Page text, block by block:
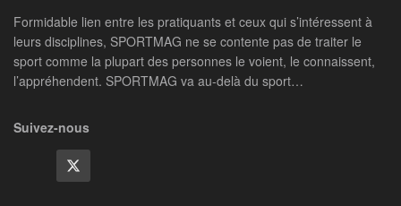
Formidable lien entre les pratiquants et ceux qui s’intéressent à
leurs disciplines, SPORTMAG ne se contente pas de traiter le
sport comme la plupart des personnes le voient, le connaissent,
l’appréhendent. SPORTMAG va au-delà du sport…
Suivez-nous